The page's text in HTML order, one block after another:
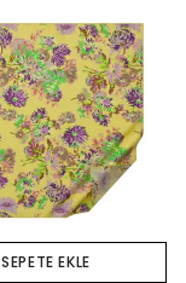
SEPETE EKLE